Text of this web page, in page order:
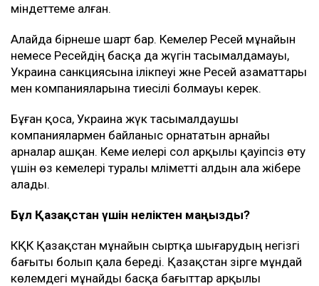
міндеттеме алған.
Алайда бірнеше шарт бар. Кемелер Ресей мұнайын
немесе Ресейдің басқа да жүгін тасымалдамауы,
Украина санкциясына ілікпеуі және Ресей азаматтары
мен компанияларына тиесілі болмауы керек.
Бұған қоса, Украина жүк тасымалдаушы
компаниялармен байланыс орнататын арнайы
арналар ашқан. Кеме иелері сол арқылы қауіпсіз өту
үшін өз кемелері туралы мәліметті алдын ала жібере
алады.
Бұл Қазақстан үшін неліктен маңызды?
КҚК Қазақстан мұнайын сыртқа шығарудың негізгі
бағыты болып қала береді. Қазақстан әзірге мұндай
көлемдегі мұнайды басқа бағыттар арқылы